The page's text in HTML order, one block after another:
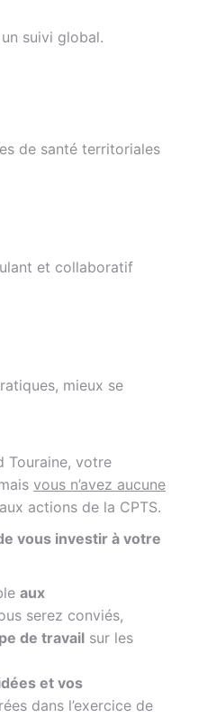
suivi global.
de santé territoriales
et collaboratif
mieux se
Touraine, votre
vous n’avez aucune
actions de la CPTS.
vous investir à votre
aux
serez conviés,
de travail sur les
et vos
dans l’exercice de